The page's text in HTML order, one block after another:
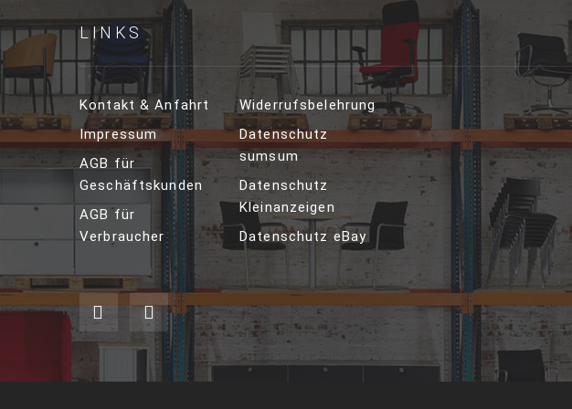
LINKS
Kontakt & Anfahrt
Impressum
AGB für
Geschäftskunden
AGB für
Verbraucher
Widerrufsbelehrung
Datenschutz
sumsum
Datenschutz
Kleinanzeigen
Datenschutz eBay